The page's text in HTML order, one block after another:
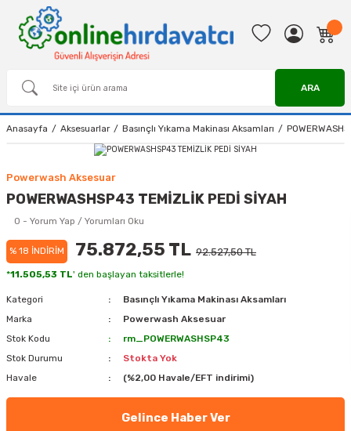
ARA
Anasayfa Aksesuarlar Basınçlı Yıkama Makinası Aksamları
Powerwash Aksesuar
POWERWASHSP43 TEMİZLİK PEDİ SİYAH
0 - Yorum Yap / Yorumları Oku
% 18 İNDİRİM 75.872,55 TL 92.527,50 TL
*11.505,53 TL' den başlayan taksitlerle!
Kategori
Basınçlı Yıkama Makinası Aksamları
Marka
Powerwash Aksesuar
Stok Kodu
rm_POWERWASHSP43
Stok Durumu
Stokta Yok
Havale
(%2,00 Havale/EFT indirimi)
Gelince Haber Ver